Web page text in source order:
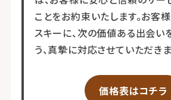
ことをお約束いたします。お客
スキーに、次の価値ある出会い
う、真摯に対応させていただきま
価格表はコチラ